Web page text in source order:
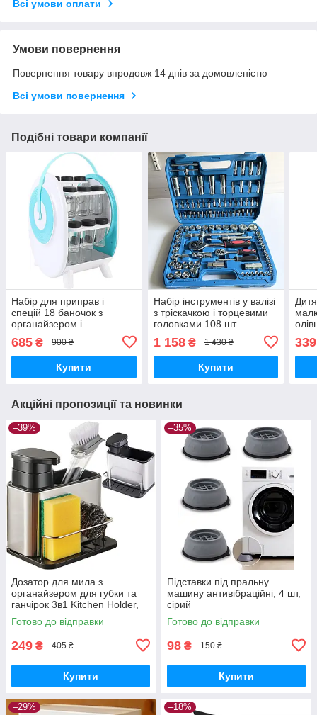
Всі умови оплати
Умови повернення
Повернення товару впродовж 14 днів за домовленістю
Всі умови повернення
Подібні товари компанії
Набір для приправ і
спецій 18 баночок з
органайзером і
підставкою, контейнер для
приправ
685 ₴ 900 ₴
Купити
Набір інструментів у валізі
з тріскачкою і торцевими
головками 108 шт.
1 158₴ 1 430 ₴
Купити
339
Акційні пропозиції та новинки
–39%
Дозатор для мила з
органайзером для губки та
ганчірок 3в1 Kitchen Holder,
сушарка для ложок і виделок
Готово до відправки
249 ₴ 405 ₴
Купити
–35%
Підставки під пральну
машину антивібраційні, 4 шт,
сірий
Готово до відправки
98 ₴ 150 ₴
Купити
–29% –18%